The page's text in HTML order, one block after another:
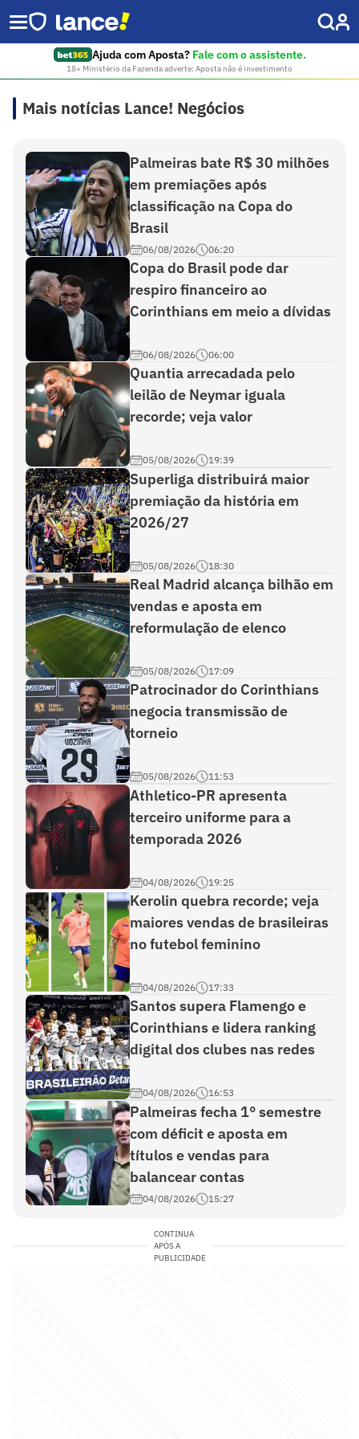
Ajuda com Aposta? Fale com o assistente.
18+ Ministério da Fazenda adverte: Aposta não é investimento
Mais notícias Lance! Negócios
Palmeiras bate R$ 30 milhões
em premiações após
classificação na Copa do
Brasil
06/08/2026 06:20
Copa do Brasil pode dar
respiro financeiro ao
Corinthians em meio a dívidas
06/08/2026 06:00
Quantia arrecadada pelo
leilão de Neymar iguala
recorde; veja valor
05/08/2026 19:39
Superliga distribuirá maior
premiação da história em
2026/27
05/08/2026 18:30
Real Madrid alcança bilhão em
vendas e aposta em
reformulação de elenco
05/08/2026 17:09
Patrocinador do Corinthians
negocia transmissão de
torneio
05/08/2026 11:53
Athletico-PR apresenta
terceiro uniforme para a
temporada 2026
04/08/2026 19:25
Kerolin quebra recorde; veja
maiores vendas de brasileiras
no futebol feminino
04/08/2026 17:33
Santos supera Flamengo e
Corinthians e lidera ranking
digital dos clubes nas redes
04/08/2026 16:53
Palmeiras fecha 1° semestre
com déficit e aposta em
títulos e vendas para
balancear contas
04/08/2026 15:27
CONTINUA
APÓS A
PUBLICIDADE